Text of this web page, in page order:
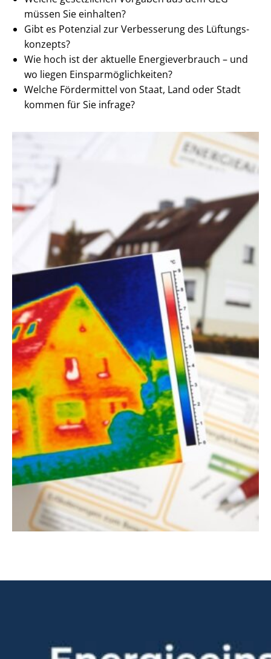
müssen Sie einhalten?
Gibt es Potenzial zur Verbesserung des Lüf­tungs­
kon­zepts?
Wie hoch ist der aktuelle En­er­gie­ver­brauch – und
wo liegen Ein­spar­mög­lich­kei­ten?
Welche Fördermittel von Staat, Land oder Stadt
kommen für Sie infrage?